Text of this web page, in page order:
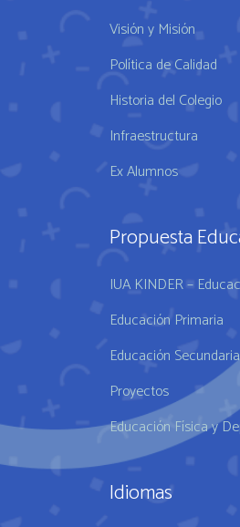
Visión y Misión
Política de Calidad
Historia del Colegio
Infraestructura
Ex Alumnos
Propuesta
IUA KINDER –
Educación Primaria
Educación Secundaria
Proyectos
Educación Física y
Idiomas